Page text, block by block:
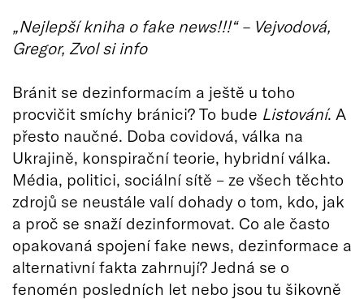
„Nejlepší kniha o fake news!!!“ – Vejvodová,
Gregor, Zvol si info
Bránit se dezinformacím a ještě u toho
procvičit smíchy bránici? To bude Listování. A
přesto naučné. Doba covidová, válka na
Ukrajině, konspirační teorie, hybridní válka.
Média, politici, sociální sítě – ze všech těchto
zdrojů se neustále valí dohady o tom, kdo, jak
a proč se snaží dezinformovat. Co ale často
opakovaná spojení fake news, dezinformace a
alternativní fakta zahrnují? Jedná se o
fenomén posledních let nebo jsou tu šikovně